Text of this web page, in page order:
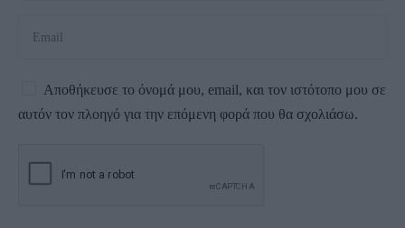
Αποθήκευσε το όνομά μου, email, και τον ιστότοπο μου σε
αυτόν τον πλοηγό για την επόμενη φορά που θα σχολιάσω.